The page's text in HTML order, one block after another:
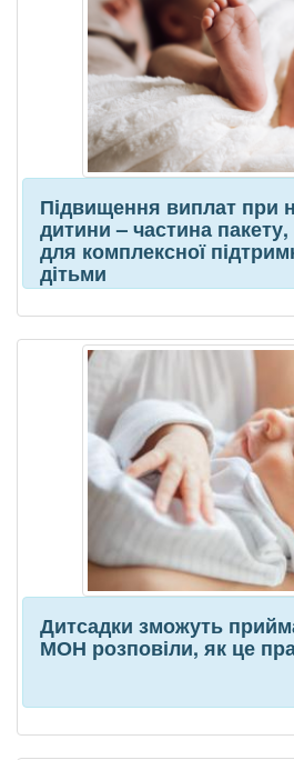
Підвищення виплат при
дитини – частина
для комплексної
дітьми
Дитсадки зможуть
МОН розповіли, як це